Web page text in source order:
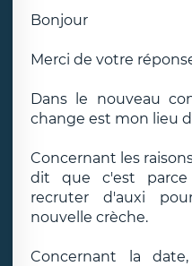
Bonjour
Merci de votre
Dans le nouveau
change est mon lieu
Concernant les
dit que c'est
recruter d'auxi
nouvelle crèche.
Concernant la